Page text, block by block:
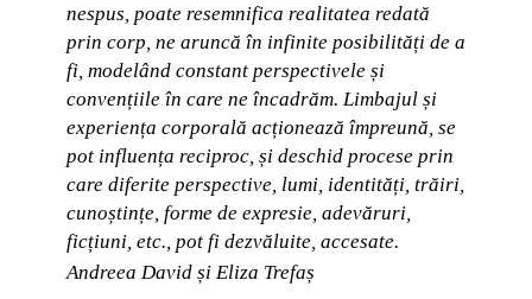
nespus, poate resemnifica realitatea redată
prin corp, ne aruncă în infinite posibilități de a
fi, modelând constant perspectivele și
convențiile în care ne încadrăm. Limbajul și
experiența corporală acționează împreună, se
pot influența reciproc, și deschid procese prin
care diferite perspective, lumi, identități, trăiri,
cunoștințe, forme de expresie, adevăruri,
ficțiuni, etc., pot fi dezvăluite, accesate.
Andreea David și Eliza Trefaș